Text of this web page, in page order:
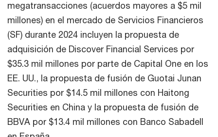
megatransacciones (acuerdos mayores a $5 mil
millones) en el mercado de Servicios Financieros
(SF) durante 2024 incluyen la propuesta de
adquisición de Discover Financial Services por
$35.3 mil millones por parte de Capital One en los
EE. UU., la propuesta de fusión de Guotai Junan
Securities por $14.5 mil millones con Haitong
Securities en China y la propuesta de fusión de
BBVA por $13.4 mil millones con Banco Sabadell